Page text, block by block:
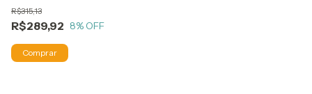
R$289,92
R$315,13
8% OFF